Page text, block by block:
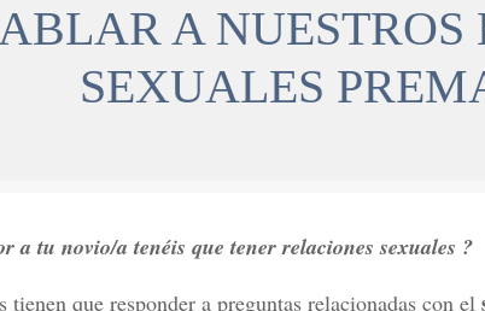
A
SEXUALES
a tu novio/a tenéis que tener relaciones sexuales ?
tienen que responder a preguntas relacionadas con el